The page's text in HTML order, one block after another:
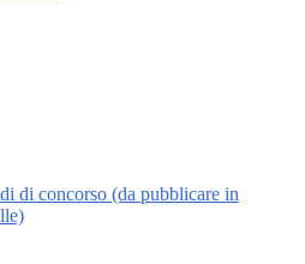
di concorso (da pubblicare in